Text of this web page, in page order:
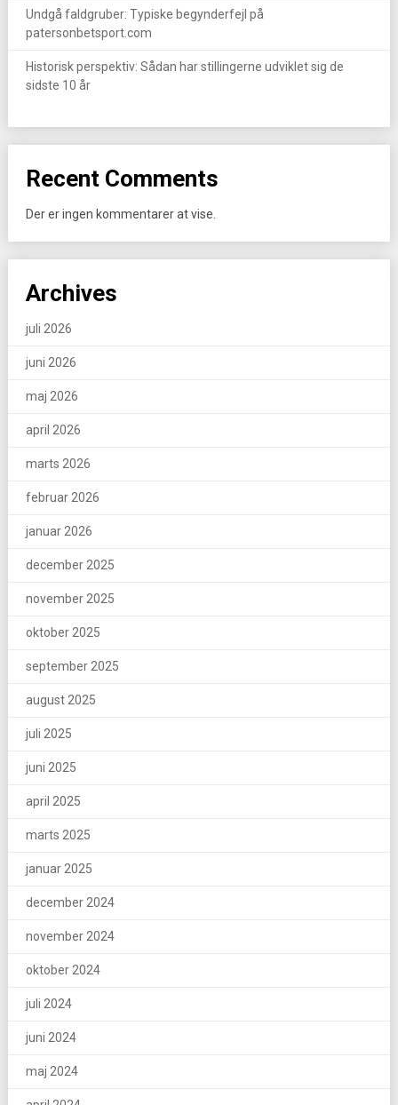
Undgå faldgruber: Typiske begynderfejl på
patersonbetsport.com
Historisk perspektiv: Sådan har stillingerne udviklet sig de
sidste 10 år
Recent Comments
Der er ingen kommentarer at vise.
Archives
juli 2026
juni 2026
maj 2026
april 2026
marts 2026
februar 2026
januar 2026
december 2025
november 2025
oktober 2025
september 2025
august 2025
juli 2025
juni 2025
april 2025
marts 2025
januar 2025
december 2024
november 2024
oktober 2024
juli 2024
juni 2024
maj 2024